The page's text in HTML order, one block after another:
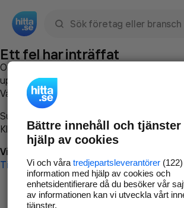
Ett fel har inträffat
Om du vill kan du
uppstod så att vi lättare och snabbare kan
Vänligen försök med följande:
Surfa till
Klicka påTillbaka-knappen i webbläsaren
Vi beklagar besväret!
Till startsidan
Bättre innehåll och tjänster
hjälp av cookies
Vi och våra tredjepartsleverantörer(122)
information med hjälp av cookies och
enhetsidentifierare då du besöker vår
av informationen kan vi utveckla vårt
tjänster.